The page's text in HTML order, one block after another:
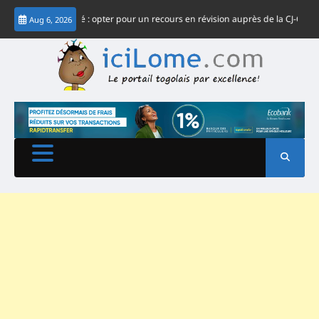
Skip
content
Aug 6, 2026: opter pour un recours en révision auprès de la CJ-CEDEAO